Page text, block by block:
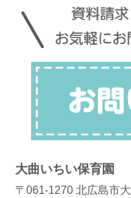
大曲いちい保育園
〒061-1270 北広島市